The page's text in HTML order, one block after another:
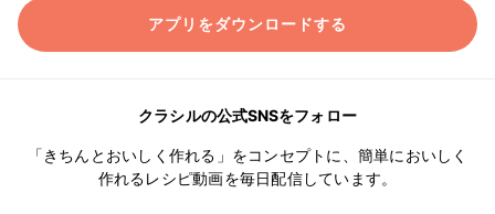
アプリをダウンロードする
クラシルの公式SNSをフォロー
「きちんとおいしく作れる」をコンセプトに、簡単においしく
作れるレシピ動画を毎日配信しています。